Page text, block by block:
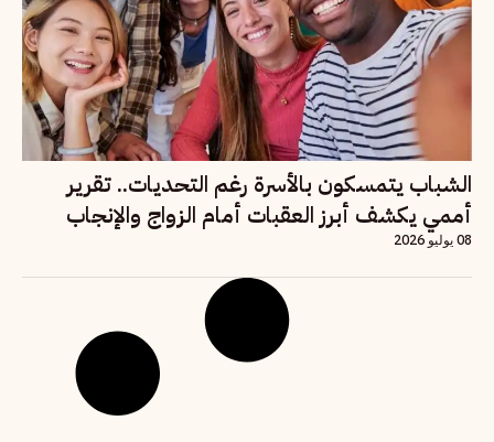
الشباب يتمسكون بالأسرة رغم التحديات.. تقرير
أممي يكشف أبرز العقبات أمام الزواج والإنجاب
08 يوليو 2026